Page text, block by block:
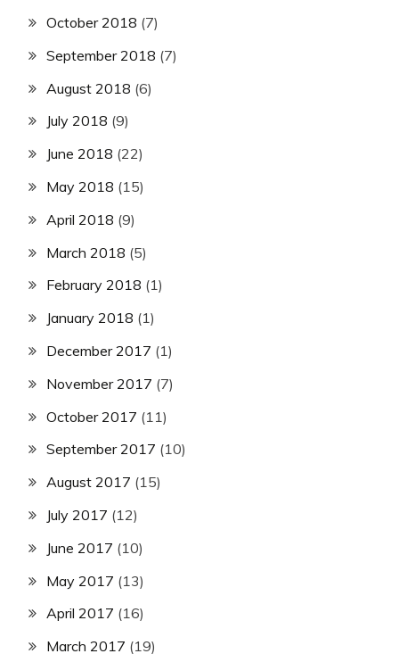
October 2018 (7)
September 2018 (7)
August 2018 (6)
July 2018 (9)
June 2018 (22)
May 2018 (15)
April 2018 (9)
March 2018 (5)
February 2018 (1)
January 2018 (1)
December 2017 (1)
November 2017 (7)
October 2017 (11)
September 2017 (10)
August 2017 (15)
July 2017 (12)
June 2017 (10)
May 2017 (13)
April 2017 (16)
March 2017 (19)